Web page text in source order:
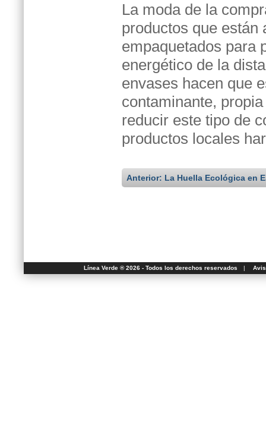
La moda de la
productos que están
empaquetados para
energético de la
envases hacen que
contaminante,
reducir este tipo de
productos locales
Anterior: La Huella Ecológica en
Línea Verde ® 2026 - Todos los derechos reservados |